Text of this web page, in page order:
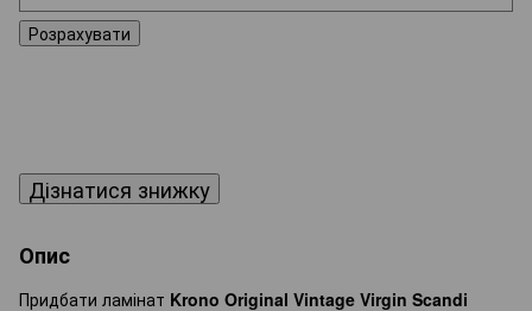
Розрахувати
Дізнатися знижку
Опис
Придбати ламінат Krono Original Vintage Virgin Scandi